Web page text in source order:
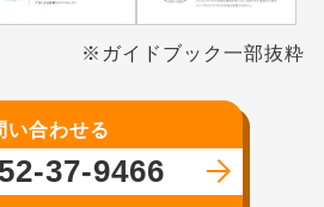
※ガイドブック一部抜粋
い合わせる
37-9466